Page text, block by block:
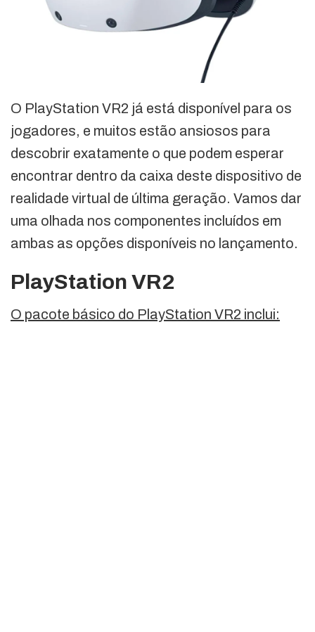
O PlayStation VR2 já está disponível para os
jogadores, e muitos estão ansiosos para
descobrir exatamente o que podem esperar
encontrar dentro da caixa deste dispositivo de
realidade virtual de última geração. Vamos dar
uma olhada nos componentes incluídos em
ambas as opções disponíveis no lançamento.
PlayStation VR2
O pacote básico do PlayStation VR2 inclui: